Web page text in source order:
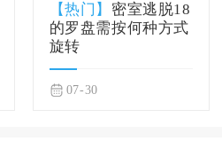
【热门】 密室逃脱18
的罗盘需按何种方式
旋转
07-30